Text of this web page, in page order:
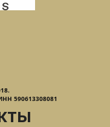
590613308081